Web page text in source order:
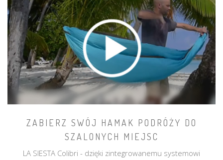
ZABIERZ SWÓJ HAMAK PODRÓŻY DO
SZALONYCH MIEJSC
LA SIESTA Colibri - dzięki zintegrowanemu systemowi